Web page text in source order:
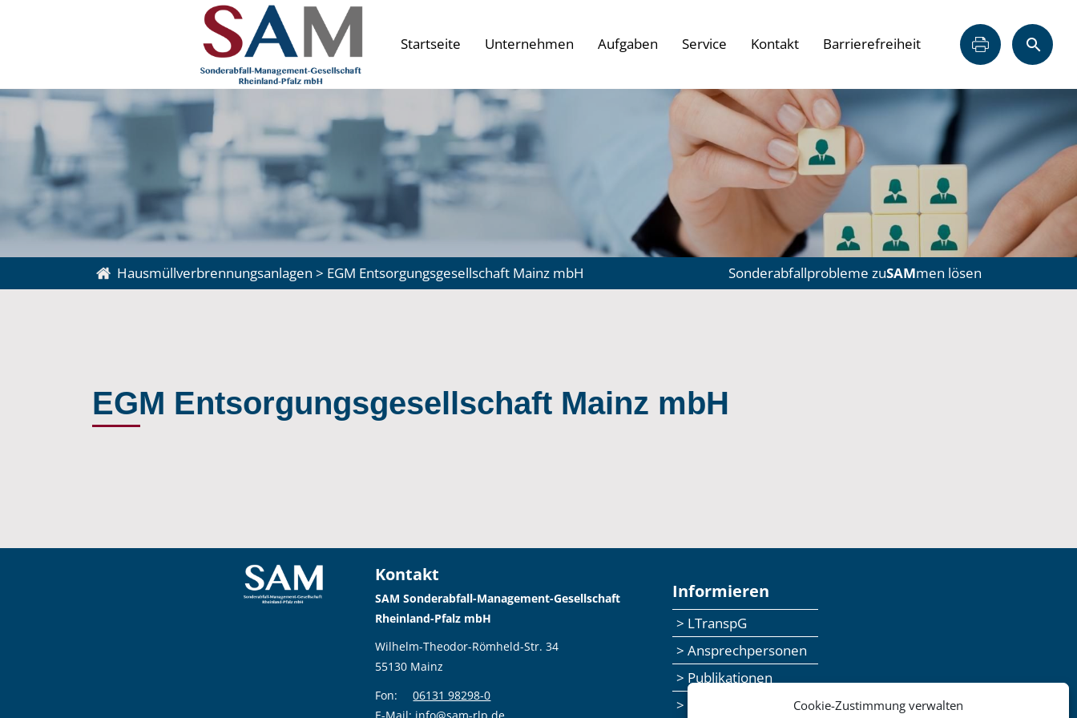
Cookie-Zustimmung verwalten
Startseite Unternehmen Aufgaben Service Kontakt Barrierefreiheit
Hausmüllverbrennungsanlagen > EGM Entsorgungsgesellschaft Mainz mbH Sonderabfallprobleme zuSAMmen lösen
EGM Entsorgungsgesellschaft Mainz mbH
Kontakt
SAM Sonderabfall-Management-Gesellschaft
Rheinland-Pfalz mbH
Wilhelm-Theodor-Römheld-Str. 34
55130 Mainz
Fon:
06131 98298-0
Informieren
> LTranspG
> Ansprechpersonen
> Publikationen
> Seminaranmeldung